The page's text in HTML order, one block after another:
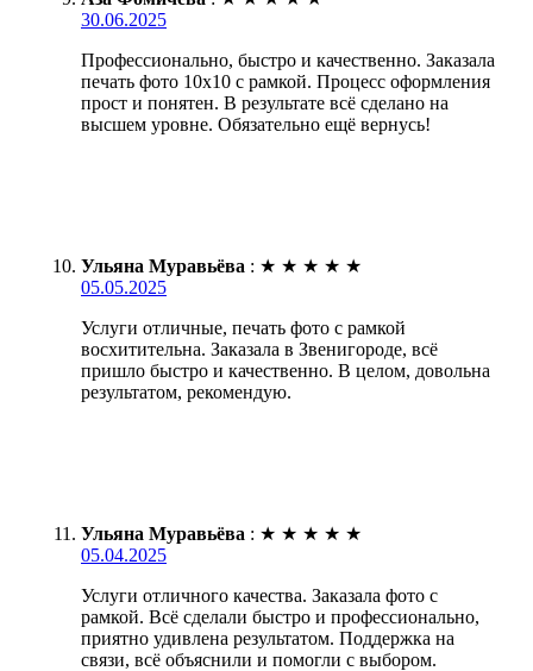
30.06.2025
Профессионально, быстро и качественно. Заказала
печать фото 10х10 с рамкой. Процесс оформления
прост и понятен. В результате всё сделано на
высшем уровне. Обязательно ещё вернусь!
Ульяна Муравьёва : ★ ★ ★ ★ ★
05.05.2025
Услуги отличные, печать фото с рамкой
восхитительна. Заказала в Звенигороде, всё
пришло быстро и качественно. В целом, довольна
результатом, рекомендую.
Ульяна Муравьёва : ★ ★ ★ ★ ★
05.04.2025
Услуги отличного качества. Заказала фото с
рамкой. Всё сделали быстро и профессионально,
приятно удивлена результатом. Поддержка на
связи, всё объяснили и помогли с выбором.